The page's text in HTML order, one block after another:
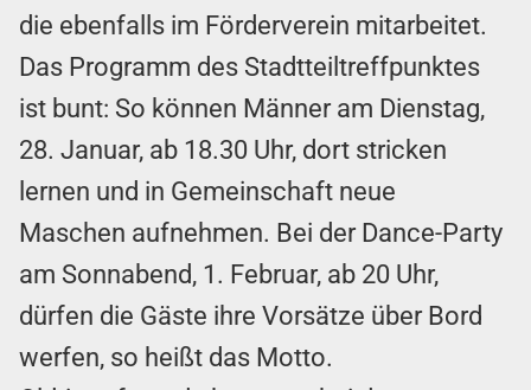
die ebenfalls im Förderverein mitarbeitet.
Das Programm des Stadtteiltreffpunktes
ist bunt: So können Männer am Dienstag,
28. Januar, ab 18.30 Uhr, dort stricken
lernen und in Gemeinschaft neue
Maschen aufnehmen. Bei der Dance-Party
am Sonnabend, 1. Februar, ab 20 Uhr,
dürfen die Gäste ihre Vorsätze über Bord
werfen, so heißt das Motto.